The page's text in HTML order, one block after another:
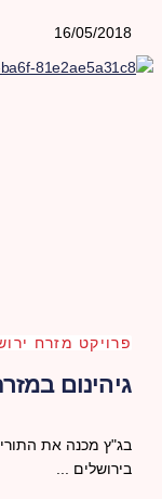
16/05/2018
פרויקט מזרח
גיהינום
בג"ץ מכנה את
בירושלים